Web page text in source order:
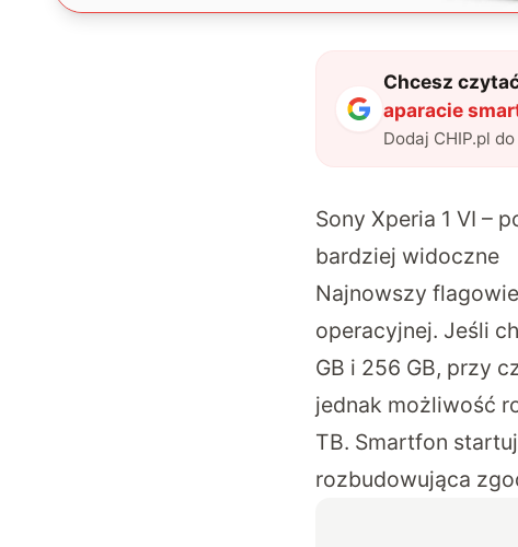
Chcesz
aparacie
Dodaj CHIP.pl
Sony Xperia 1 VI –
bardziej widoczne
Najnowszy
operacyjnej. Jeśli
GB i 256 GB, przy
jednak możliwość
TB. Smartfon
rozbudowująca